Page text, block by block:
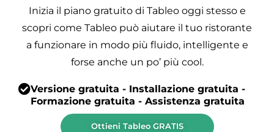
Inizia il piano gratuito di Tableo oggi stesso e
scopri come Tableo può aiutare il tuo ristorante
a funzionare in modo più fluido, intelligente e
forse anche un po’ più cool.
Versione gratuita - Installazione gratuita -
Formazione gratuita - Assistenza gratuita
Ottieni Tableo GRATIS